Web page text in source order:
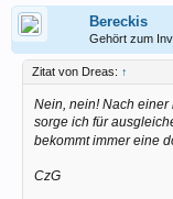
Bereckis
Gehört zum
Zitat von Dreas: ↑
Nein, nein! Nach einer
sorge ich für
bekommt immer eine
CzG